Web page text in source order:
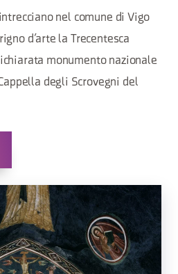
nel comune di Vigo
d’arte la Trecentesca
monumento nazionale
degli Scrovegni del